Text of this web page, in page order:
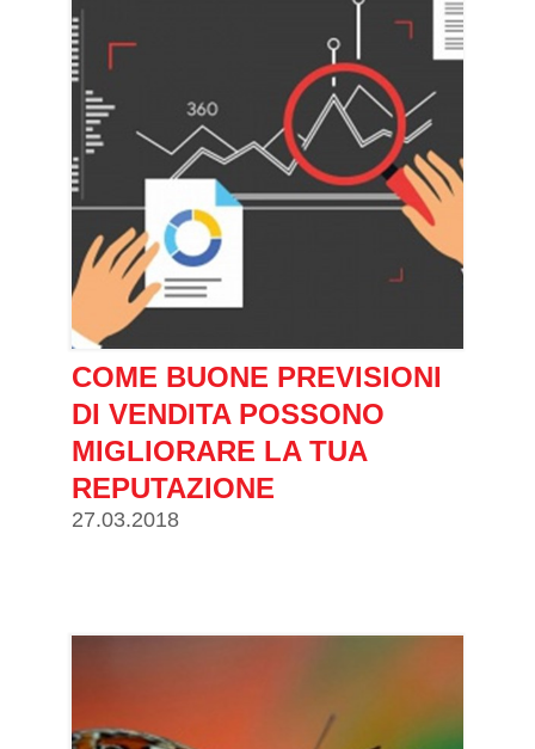
COME BUONE PREVISIONI
DI VENDITA POSSONO
MIGLIORARE LA TUA
REPUTAZIONE
27.03.2018